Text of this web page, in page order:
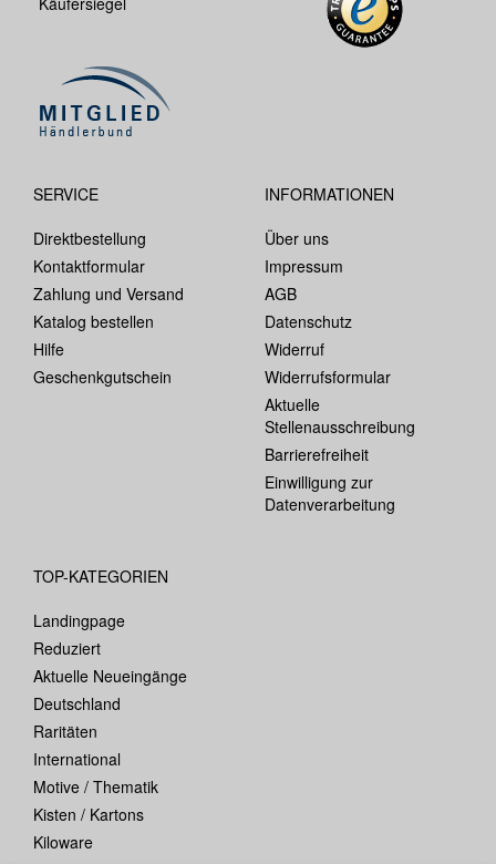
SERVICE
Direktbestellung
Kontaktformular
Zahlung und Versand
Katalog bestellen
Hilfe
Geschenkgutschein
INFORMATIONEN
Über uns
Impressum
AGB
Datenschutz
Widerruf
Widerrufsformular
Aktuelle
Stellenausschreibung
Barrierefreiheit
Einwilligung zur
Datenverarbeitung
TOP-KATEGORIEN
Landingpage
Reduziert
Aktuelle Neueingänge
Deutschland
Raritäten
International
Motive / Thematik
Kisten / Kartons
Kiloware